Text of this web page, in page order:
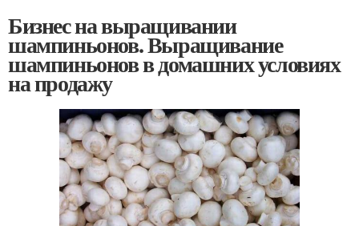
Бизнес на выращивании
шампиньонов. Выращивание
шампиньонов в домашних условиях
на продажу